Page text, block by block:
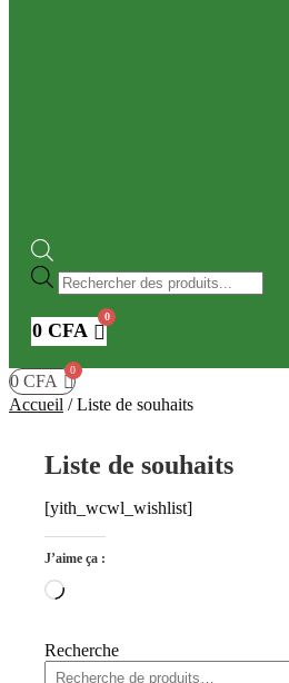
Recherche
de
produits
0 CFA
0 CFA
Accueil /Liste de souhaits
Liste de souhaits
[yith_wcwl_wishlist]
J’aime ça :
Chargement…
Recherche